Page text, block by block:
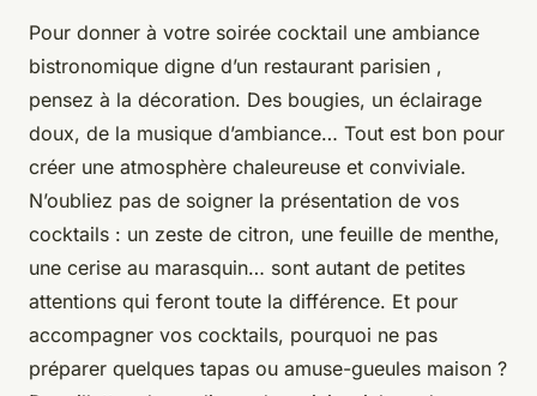
Pour donner à votre soirée cocktail une ambiance
bistronomique digne d’un restaurant parisien ,
pensez à la décoration. Des bougies, un éclairage
doux, de la musique d’ambiance… Tout est bon pour
créer une atmosphère chaleureuse et conviviale.
N’oubliez pas de soigner la présentation de vos
cocktails : un zeste de citron, une feuille de menthe,
une cerise au marasquin… sont autant de petites
attentions qui feront toute la différence. Et pour
accompagner vos cocktails, pourquoi ne pas
préparer quelques tapas ou amuse-gueules maison ?